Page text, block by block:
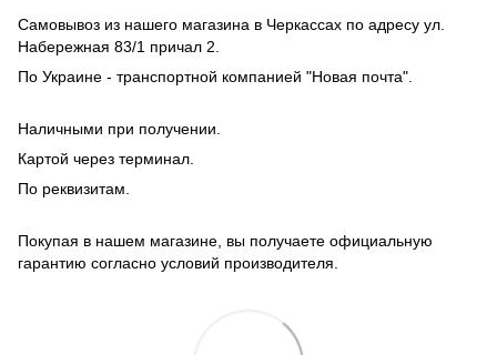
Самовывоз из нашего магазина в Черкассах по адресу ул.
Набережная 83/1 причал 2.
По Украине - транспортной компанией "Новая почта".
Наличными при получении.
Картой через терминал.
По реквизитам.
Покупая в нашем магазине, вы получаете официальную
гарантию согласно условий производителя.